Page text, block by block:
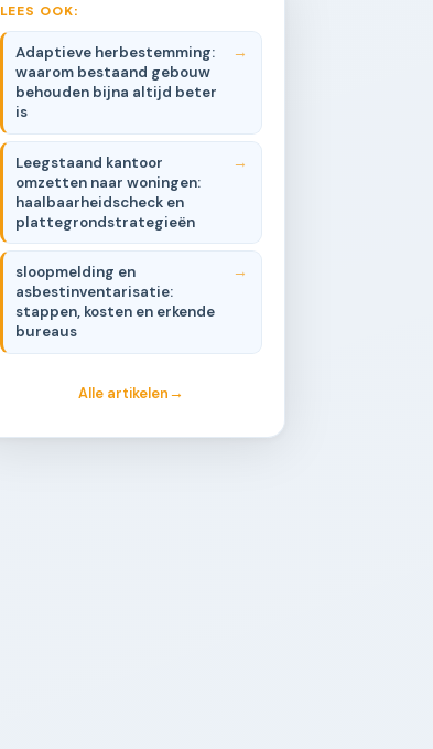
LEES OOK:
Adaptieve herbestemming:
waarom bestaand gebouw
behouden bijna altijd beter
is
Leegstaand kantoor
omzetten naar woningen:
haalbaarheidscheck en
plattegrondstrategieën
sloopmelding en
asbestinventarisatie:
stappen, kosten en erkende
bureaus
Alle artikelen